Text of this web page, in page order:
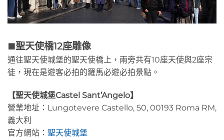
聖天使橋12座雕像
通往聖天使城堡的聖天使橋上，兩旁共有10座天使與2座宗
徒，現在是遊客必拍的羅馬必遊必拍景點。
【聖天使城堡Castel Sant’Angelo】
營業地址：Lungotevere Castello, 50, 00193 Roma RM,
義大利
官方網站： 聖天使城堡